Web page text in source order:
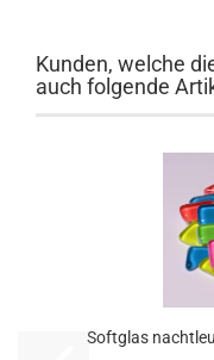
Kunden, welche
auch folgende
Softglas